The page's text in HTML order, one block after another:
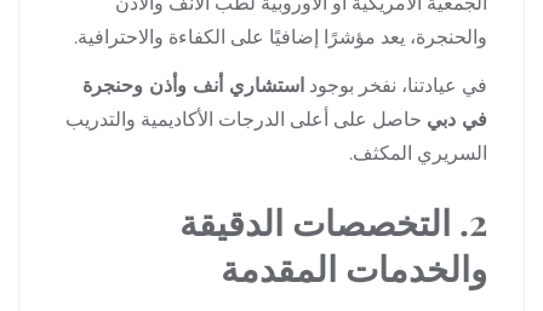
والحنجرة، يعد مؤشرًا إضافيًا على الكفاءة والاحترافية.
في عيادتنا، نفخر بوجود استشاري أنف وأذن وحنجرة
في دبي حاصل على أعلى الدرجات الأكاديمية والتدريب
السريري المكثف.
2. التخصصات الدقيقة
والخدمات المقدمة